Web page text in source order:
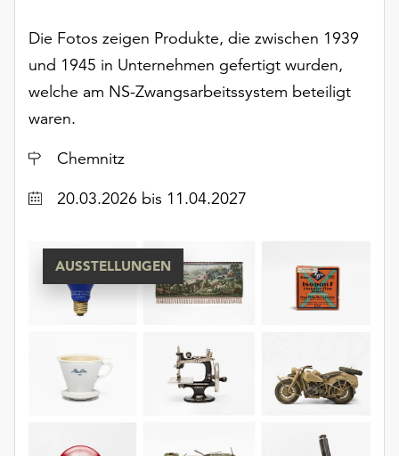
Die Fotos zeigen Produkte, die zwischen 1939
und 1945 in Unternehmen gefertigt wurden,
welche am NS-Zwangsarbeitssystem beteiligt
waren.
Ort
Chemnitz
Datum20.03.2026 bis 11.04.2027
AUSSTELLUNGEN